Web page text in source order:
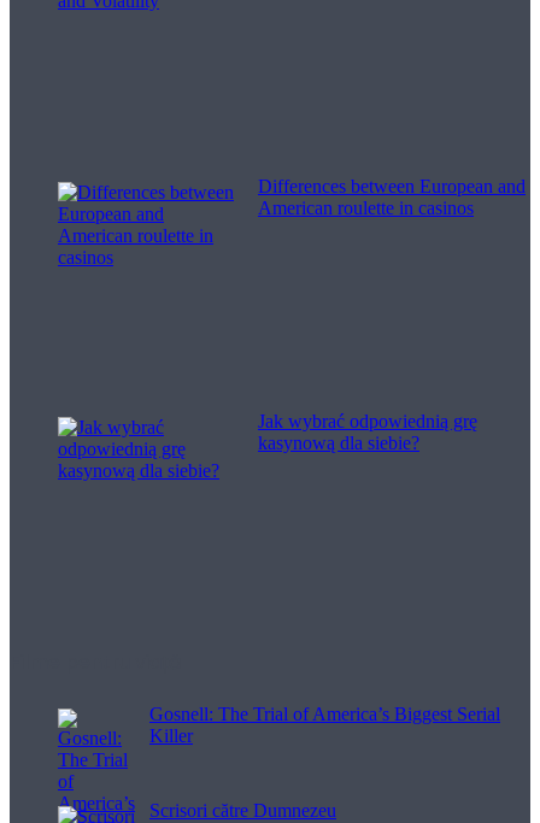
Differences between European and
American roulette in casinos
Jak wybrać odpowiednią grę
kasynową dla siebie?
Gosnell: The Trial of America’s Biggest Serial
Killer
Scrisori către Dumnezeu